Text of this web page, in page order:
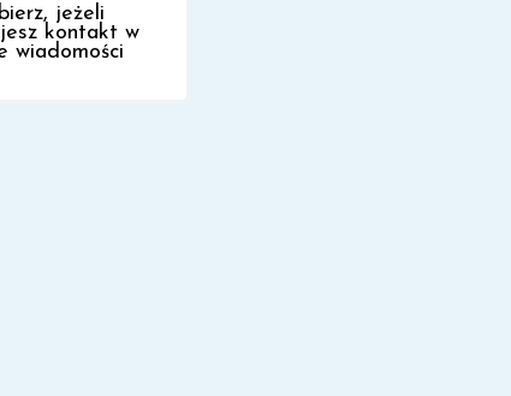
jeżeli
kontakt w
wiadomości